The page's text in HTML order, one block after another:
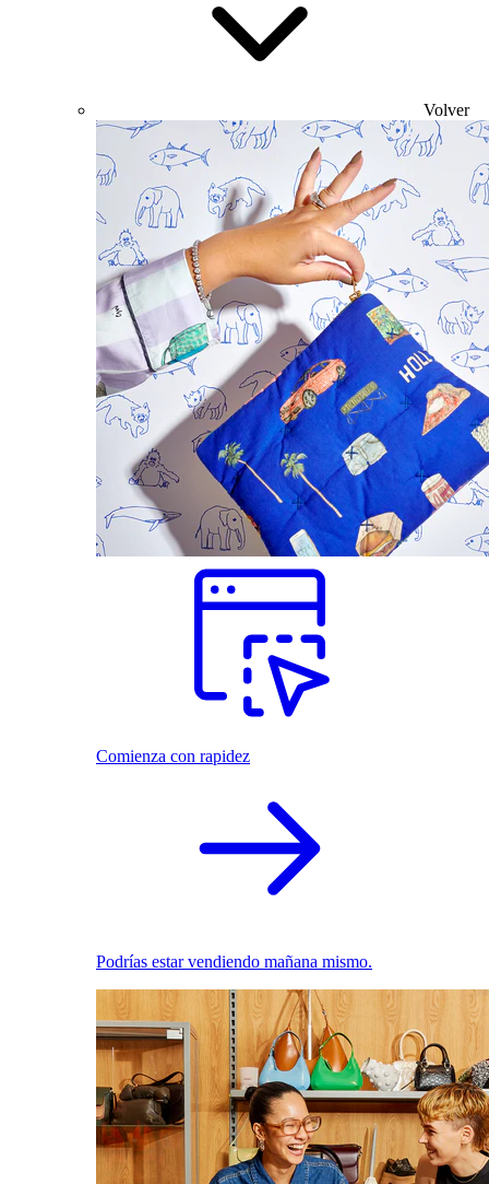
Volver
Comienza con rapidez
Podrías estar vendiendo mañana mismo.